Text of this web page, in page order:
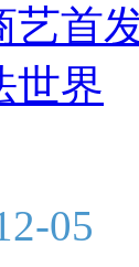
艺首
世界
05